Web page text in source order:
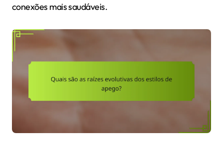
conexões mais saudáveis.